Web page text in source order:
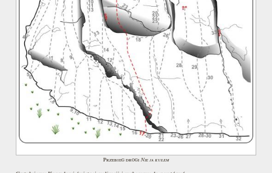
Przebieg drogi Nie ja kułem